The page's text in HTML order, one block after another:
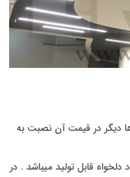
دیگر در قیمت آن نصبت به
قابل تولید میباشد . در